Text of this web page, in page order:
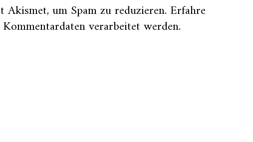
Akismet, um Spam zu reduzieren. Erfahre
verarbeitet werden.